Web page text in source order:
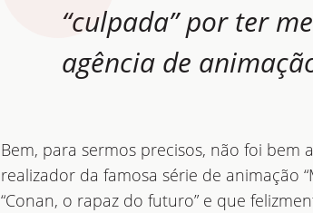
“culpada” por ter
agência de
Bem, para sermos precisos, não foi bem
realizador da famosa série de animação
“Conan, o rapaz do futuro” e que